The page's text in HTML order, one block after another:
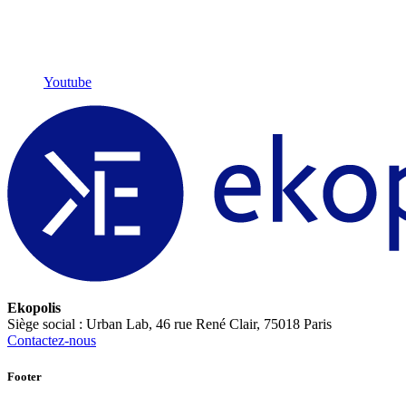
Youtube
Ekopolis
Siège social : Urban Lab, 46 rue René Clair, 75018 Paris
Contactez-nous
Footer